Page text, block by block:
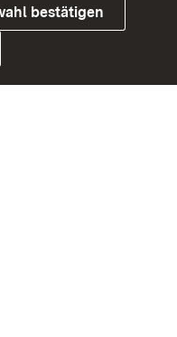
bestätigen